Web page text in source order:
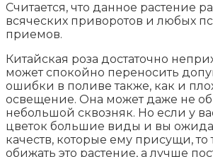
Считается, что данное растение
всяческих приворотов и любых
приемов.
Китайская роза достаточно
может спокойно переносить
ошибки в поливе также, как и
освещение. Она может даже не
небольшой сквозняк. Но если у
цветок большие виды и вы
качеств, которые ему присущи, то
обижать это растение, а лучше